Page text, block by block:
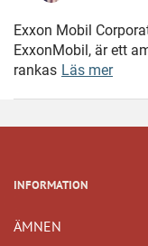
Exxon Mobil
ExxonMobil, är ett
rankas Läs mer
INFORMATION
ÄMNEN